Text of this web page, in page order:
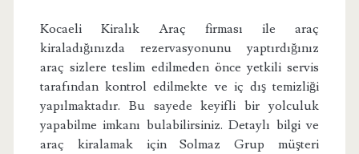
Kocaeli Kiralık Araç firması ile araç
kiraladığınızda rezervasyonunu yaptırdığınız
araç sizlere teslim edilmeden önce yetkili servis
tarafından kontrol edilmekte ve iç dış temizliği
yapılmaktadır. Bu sayede keyifli bir yolculuk
yapabilme imkanı bulabilirsiniz. Detaylı bilgi ve
araç kiralamak için Solmaz Grup müşteri